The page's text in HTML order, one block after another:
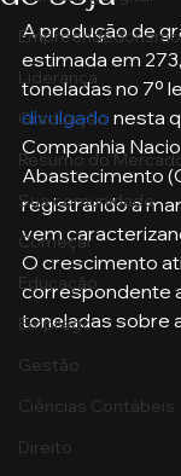
Empreendedorismo
Liderança
Graduação
Resumo do
Sua comunidade
Começar
Educação
Emprego
Gestão
Ciências Contábeis
Direito
A produção de
estimada em
toneladas no 7º
divulgado nesta
Companhia
Abastecimento
registrando a
vem
O crescimento
correspondente
toneladas sobre